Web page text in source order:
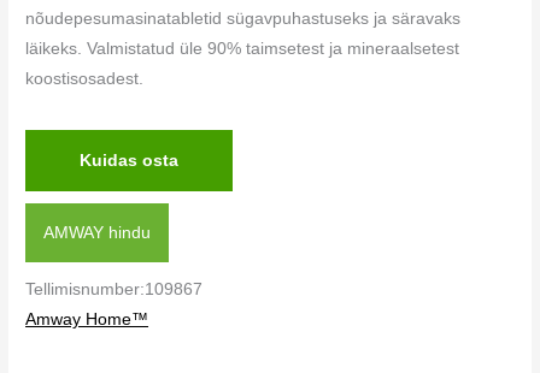
nõudepesumasinatabletid sügavpuhastuseks ja säravaks
läikeks. Valmistatud üle 90% taimsetest ja mineraalsetest
koostisosadest.
Kuidas osta
AMWAY hindu
Tellimisnumber:109867
Amway Home™